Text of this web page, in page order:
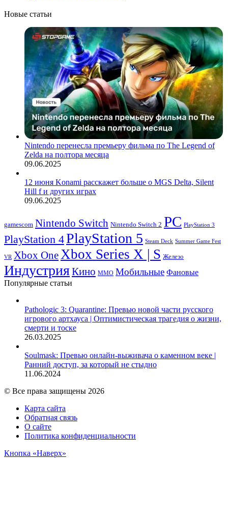
Новые статьи
Nintendo перенесла премьеру фильма по The Legend of
Zelda на полтора месяца
09.06.2025
12 июня Konami расскажет больше о MGS Delta, Silent
Hill f и других играх
09.06.2025
gamescom Nintendo Switch Nintendo Switch 2 PC PlayStation 3
PlayStation 4PlayStation 5 Steam Deck Summer Game Fest
VR Xbox One Xbox Series X | S Железо
ИндустрияКино ММО Мобильные Фановые
Популярные статьи
Pathologic 3: Quarantine: Превью новой части русского
игрового артхауса | Оптимистическая трагедия о жизни,
смерти и тоске
26.03.2025
Soulmask: Превью онлайн-выживача о каменном веке |
Ранний доступ, за который не стыдно
11.06.2024
© Все права защищены 2026
Карта сайта
Обратная связь
О сайте
Политика конфиденциальности
Кнопка «Наверх»